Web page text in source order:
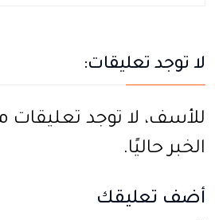
لا توجد تعليقات:
للأسف، لا توجد تعليقات
الخبر حاليًا.
أضف تعليقك